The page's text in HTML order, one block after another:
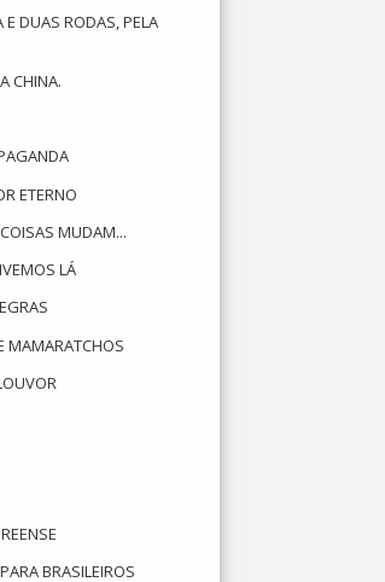
DUAS RODAS, PELA
CHINA.
ETERNO
MUDAM...
LÁ
MAMARATCHOS
BRASILEIROS